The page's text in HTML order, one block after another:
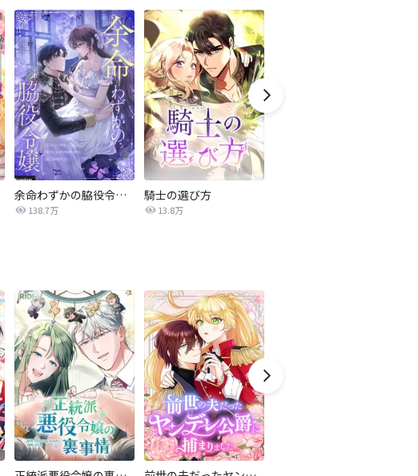
余命わずかの脇役令嬢【タテヨミ】
138.7万
騎士の選び方
13.8万